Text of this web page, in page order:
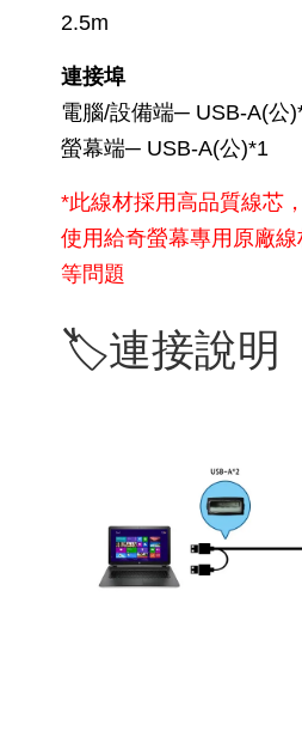
2.5m
連接埠
電腦/設備端─ USB-A(公
螢幕端─ USB-A(公)*1
*此線材採用高品質線芯
使用給奇螢幕專用原廠
等問題
🏷️連接說明